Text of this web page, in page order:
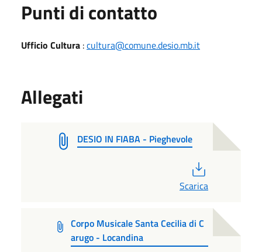
Punti di contatto
Ufficio Cultura :cultura@comune.desio.mb.it
Allegati
DESIO IN FIABA - Pieghevole
Scarica
Corpo Musicale Santa Cecilia di C
arugo - Locandina